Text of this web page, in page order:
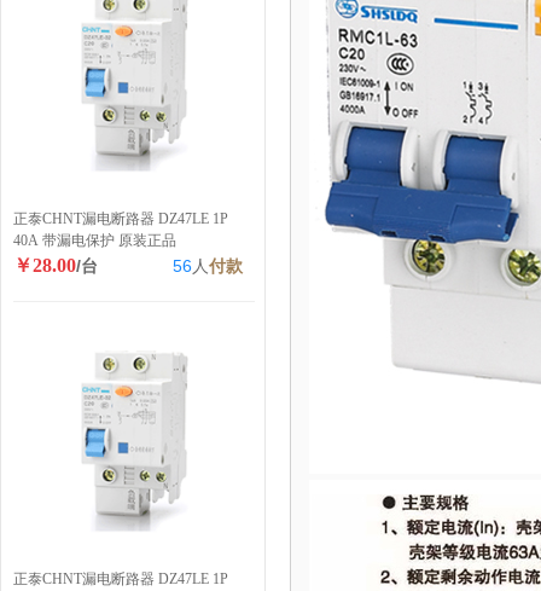
正泰CHNT漏电断路器 DZ47LE 1P
40A 带漏电保护 原装正品
￥28.00/台 56人付款
正泰CHNT漏电断路器 DZ47LE 1P